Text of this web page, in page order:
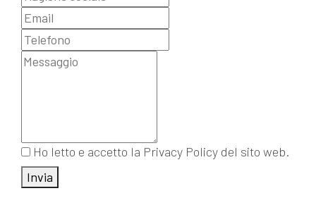
Ho letto e accetto la Privacy Policy del sito web.
Invia